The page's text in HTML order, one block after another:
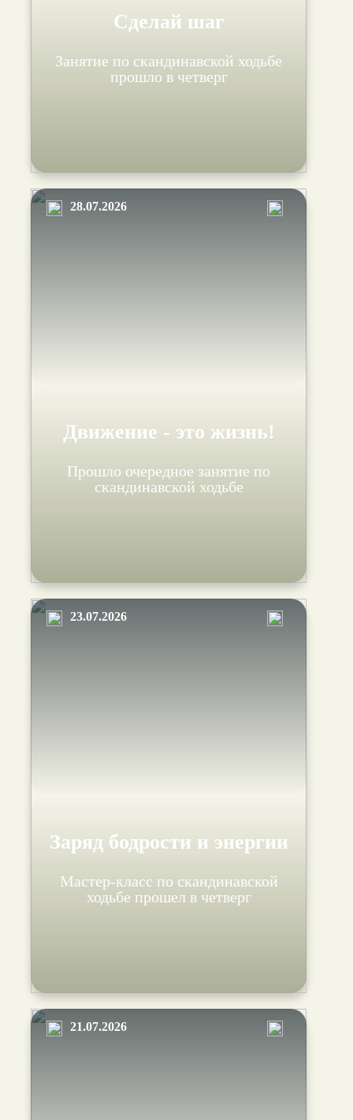
Сделай шаг
Занятие по скандинавской ходьбе
прошло в четверг
28.07.2026
Движение - это жизнь!
Прошло очередное занятие по
скандинавской ходьбе
23.07.2026
Заряд бодрости и энергии
Мастер-класс по скандинавской
ходьбе прошел в четверг
21.07.2026